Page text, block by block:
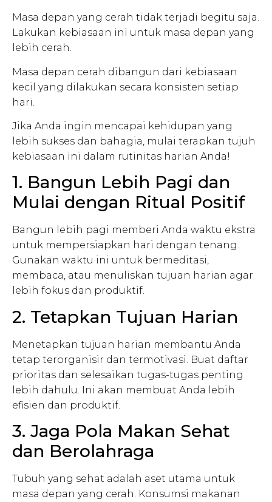
Masa depan yang cerah tidak terjadi begitu saja.
Lakukan kebiasaan ini untuk masa depan yang
lebih cerah.
Masa depan cerah dibangun dari kebiasaan
kecil yang dilakukan secara konsisten setiap
hari.
Jika Anda ingin mencapai kehidupan yang
lebih sukses dan bahagia, mulai terapkan tujuh
kebiasaan ini dalam rutinitas harian Anda!
1. Bangun Lebih Pagi dan
Mulai dengan Ritual Positif
Bangun lebih pagi memberi Anda waktu ekstra
untuk mempersiapkan hari dengan tenang.
Gunakan waktu ini untuk bermeditasi,
membaca, atau menuliskan tujuan harian agar
lebih fokus dan produktif.
2. Tetapkan Tujuan Harian
Menetapkan tujuan harian membantu Anda
tetap terorganisir dan termotivasi. Buat daftar
prioritas dan selesaikan tugas-tugas penting
lebih dahulu. Ini akan membuat Anda lebih
efisien dan produktif.
3. Jaga Pola Makan Sehat
dan Berolahraga
Tubuh yang sehat adalah aset utama untuk
masa depan yang cerah. Konsumsi makanan